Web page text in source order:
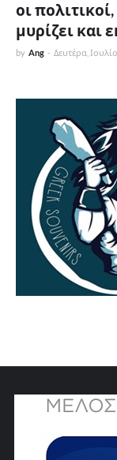
οι
μυρίζει και
by Ang - Δευτέρα,